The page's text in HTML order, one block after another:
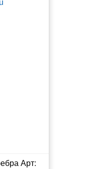
Арт: